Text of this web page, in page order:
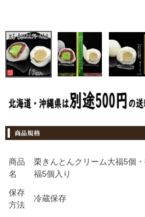
商品
名
栗きんとんクリーム大福5個
福5個入り
保存
方法
冷蔵保存